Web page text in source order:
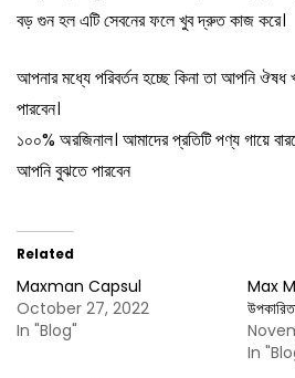
বড় গুন হল এটি সেবনের ফলে খুব দ্রুত কাজ করে।
আপনার মধ্যে পরিবর্তন হচ্ছে কিনা তা আপনি ঔষধ
পারবেন।
১০০% অরজিনাল। আমাদের প্রতিটি পণ্য গায়ে
আপনি বুঝতে পারবেন
Related
Maxman Capsul
October 27, 2022
In "Blog"
Max
In